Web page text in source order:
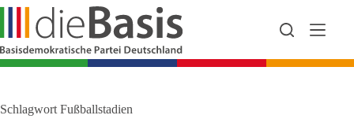
Zum
springen
Schlagwort Fußballstadien